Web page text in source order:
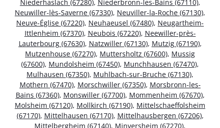
Niederhaslach (67280), Niederbronn-les-Bains (67110),
Neuwiller-lès-Saverne (67330), Neuviller-la-Roche (67130),
Neuve-Église (67220), Neuhaeusel (67480), Neugartheim-
Ittlenheim (67370), Neubois (67220), Neewiller-près-
Lauterbourg (67630), Natzwiller (67130), Mutzig (67190),
Mutzenhouse (67270), Muttersholtz (67600), Mussig
(67600), Mundolsheim (67450), Munchhausen (67470),
Mulhausen (67350), Muhlbach-sur-Bruche (67130),
Mothern (67470), Morschwiller (67350), Morsbronn-les-
Bains (67360), Monswiller (67700), Mommenheim (67670),
Molsheim (67120), Mollkirch (67190), Mittelschaeffolsheim
(67170), Mittelhausen (67170), Mittelhausbergen (67206),
Mittelbergheim (67140), Minversheim (67270),